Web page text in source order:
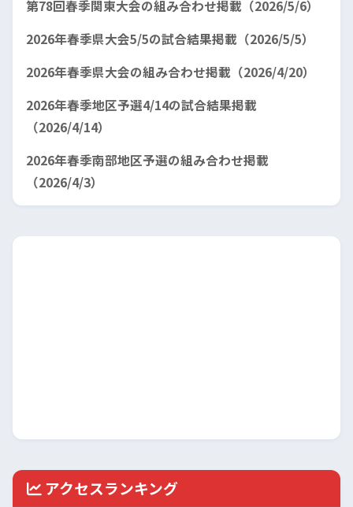
第78回春季関東大会の組み合わせ掲載（2026/5/6）
2026年春季県大会5/5の試合結果掲載（2026/5/5）
2026年春季県大会の組み合わせ掲載（2026/4/20）
2026年春季地区予選4/14の試合結果掲載
（2026/4/14）
2026年春季南部地区予選の組み合わせ掲載
（2026/4/3）
アクセスランキング